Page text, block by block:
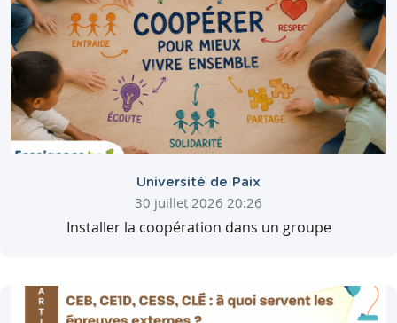
Université de Paix
30 juillet 2026 20:26
Installer la coopération dans un groupe